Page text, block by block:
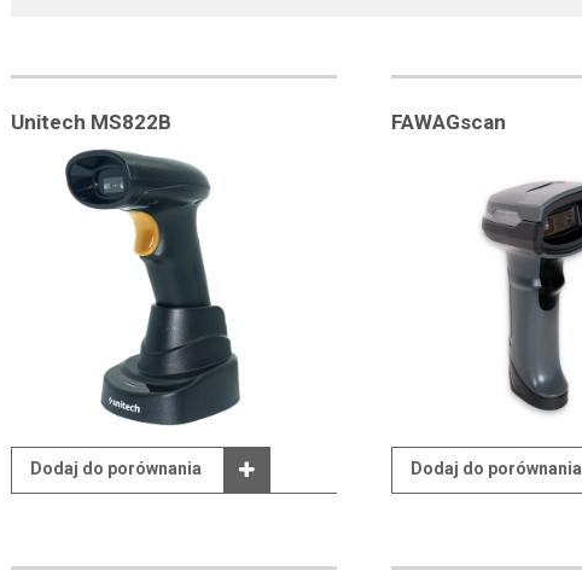
Unitech MS822B
Dodaj do porównania
FAWAGscan
Dodaj do porównania